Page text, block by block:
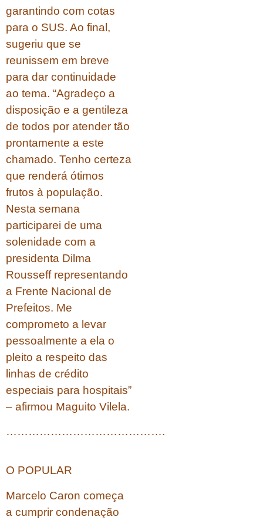
garantindo com cotas
para o SUS. Ao final,
sugeriu que se
reunissem em breve
para dar continuidade
ao tema. “Agradeço a
disposição e a gentileza
de todos por atender tão
prontamente a este
chamado. Tenho certeza
que renderá ótimos
frutos à população.
Nesta semana
participarei de uma
solenidade com a
presidenta Dilma
Rousseff representando
a Frente Nacional de
Prefeitos. Me
comprometo a levar
pessoalmente a ela o
pleito a respeito das
linhas de crédito
especiais para hospitais”
– afirmou Maguito Vilela.
…………………………………….
O POPULAR
Marcelo Caron começa
a cumprir condenação